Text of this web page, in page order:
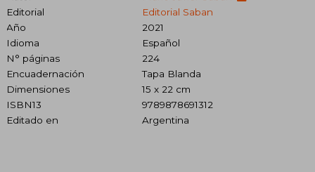
Editorial
Editorial Saban
Año
2021
Idioma
Español
N° páginas
224
Encuadernación
Tapa Blanda
Dimensiones
15 x 22 cm
ISBN13
9789878691312
Editado en
Argentina